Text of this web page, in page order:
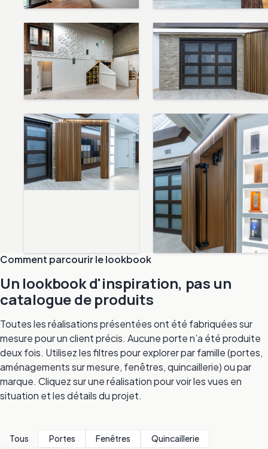
Comment parcourir le lookbook
Un lookbook d'inspiration, pas un
catalogue de produits
Toutes les réalisations présentées ont été fabriquées sur
mesure pour un client précis. Aucune porte n’a été produite
deux fois. Utilisez les filtres pour explorer par famille (portes,
aménagements sur mesure, fenêtres, quincaillerie) ou par
marque. Cliquez sur une réalisation pour voir les vues en
situation et les détails du projet.
Tous Portes Fenêtres
Quincaillerie